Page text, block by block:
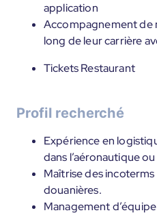
application
Accompagnement de
long de leur carrière
Tickets Restaurant
Profil recherché
Expérience en
dans l’aéronautique
Maîtrise des
douanières.
Management